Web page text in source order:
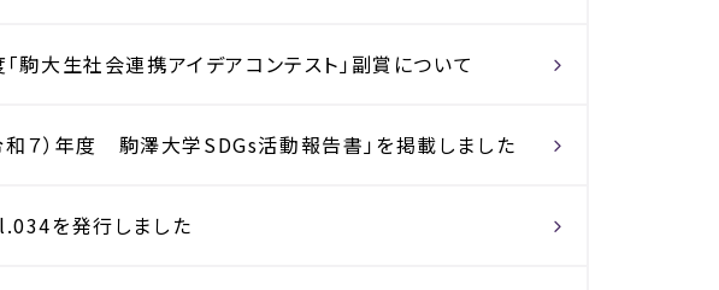
「駒大生社会連携アイデアコンテスト」副賞について
和７）年度 駒澤大学SDGs活動報告書」を掲載しました
を発行しました